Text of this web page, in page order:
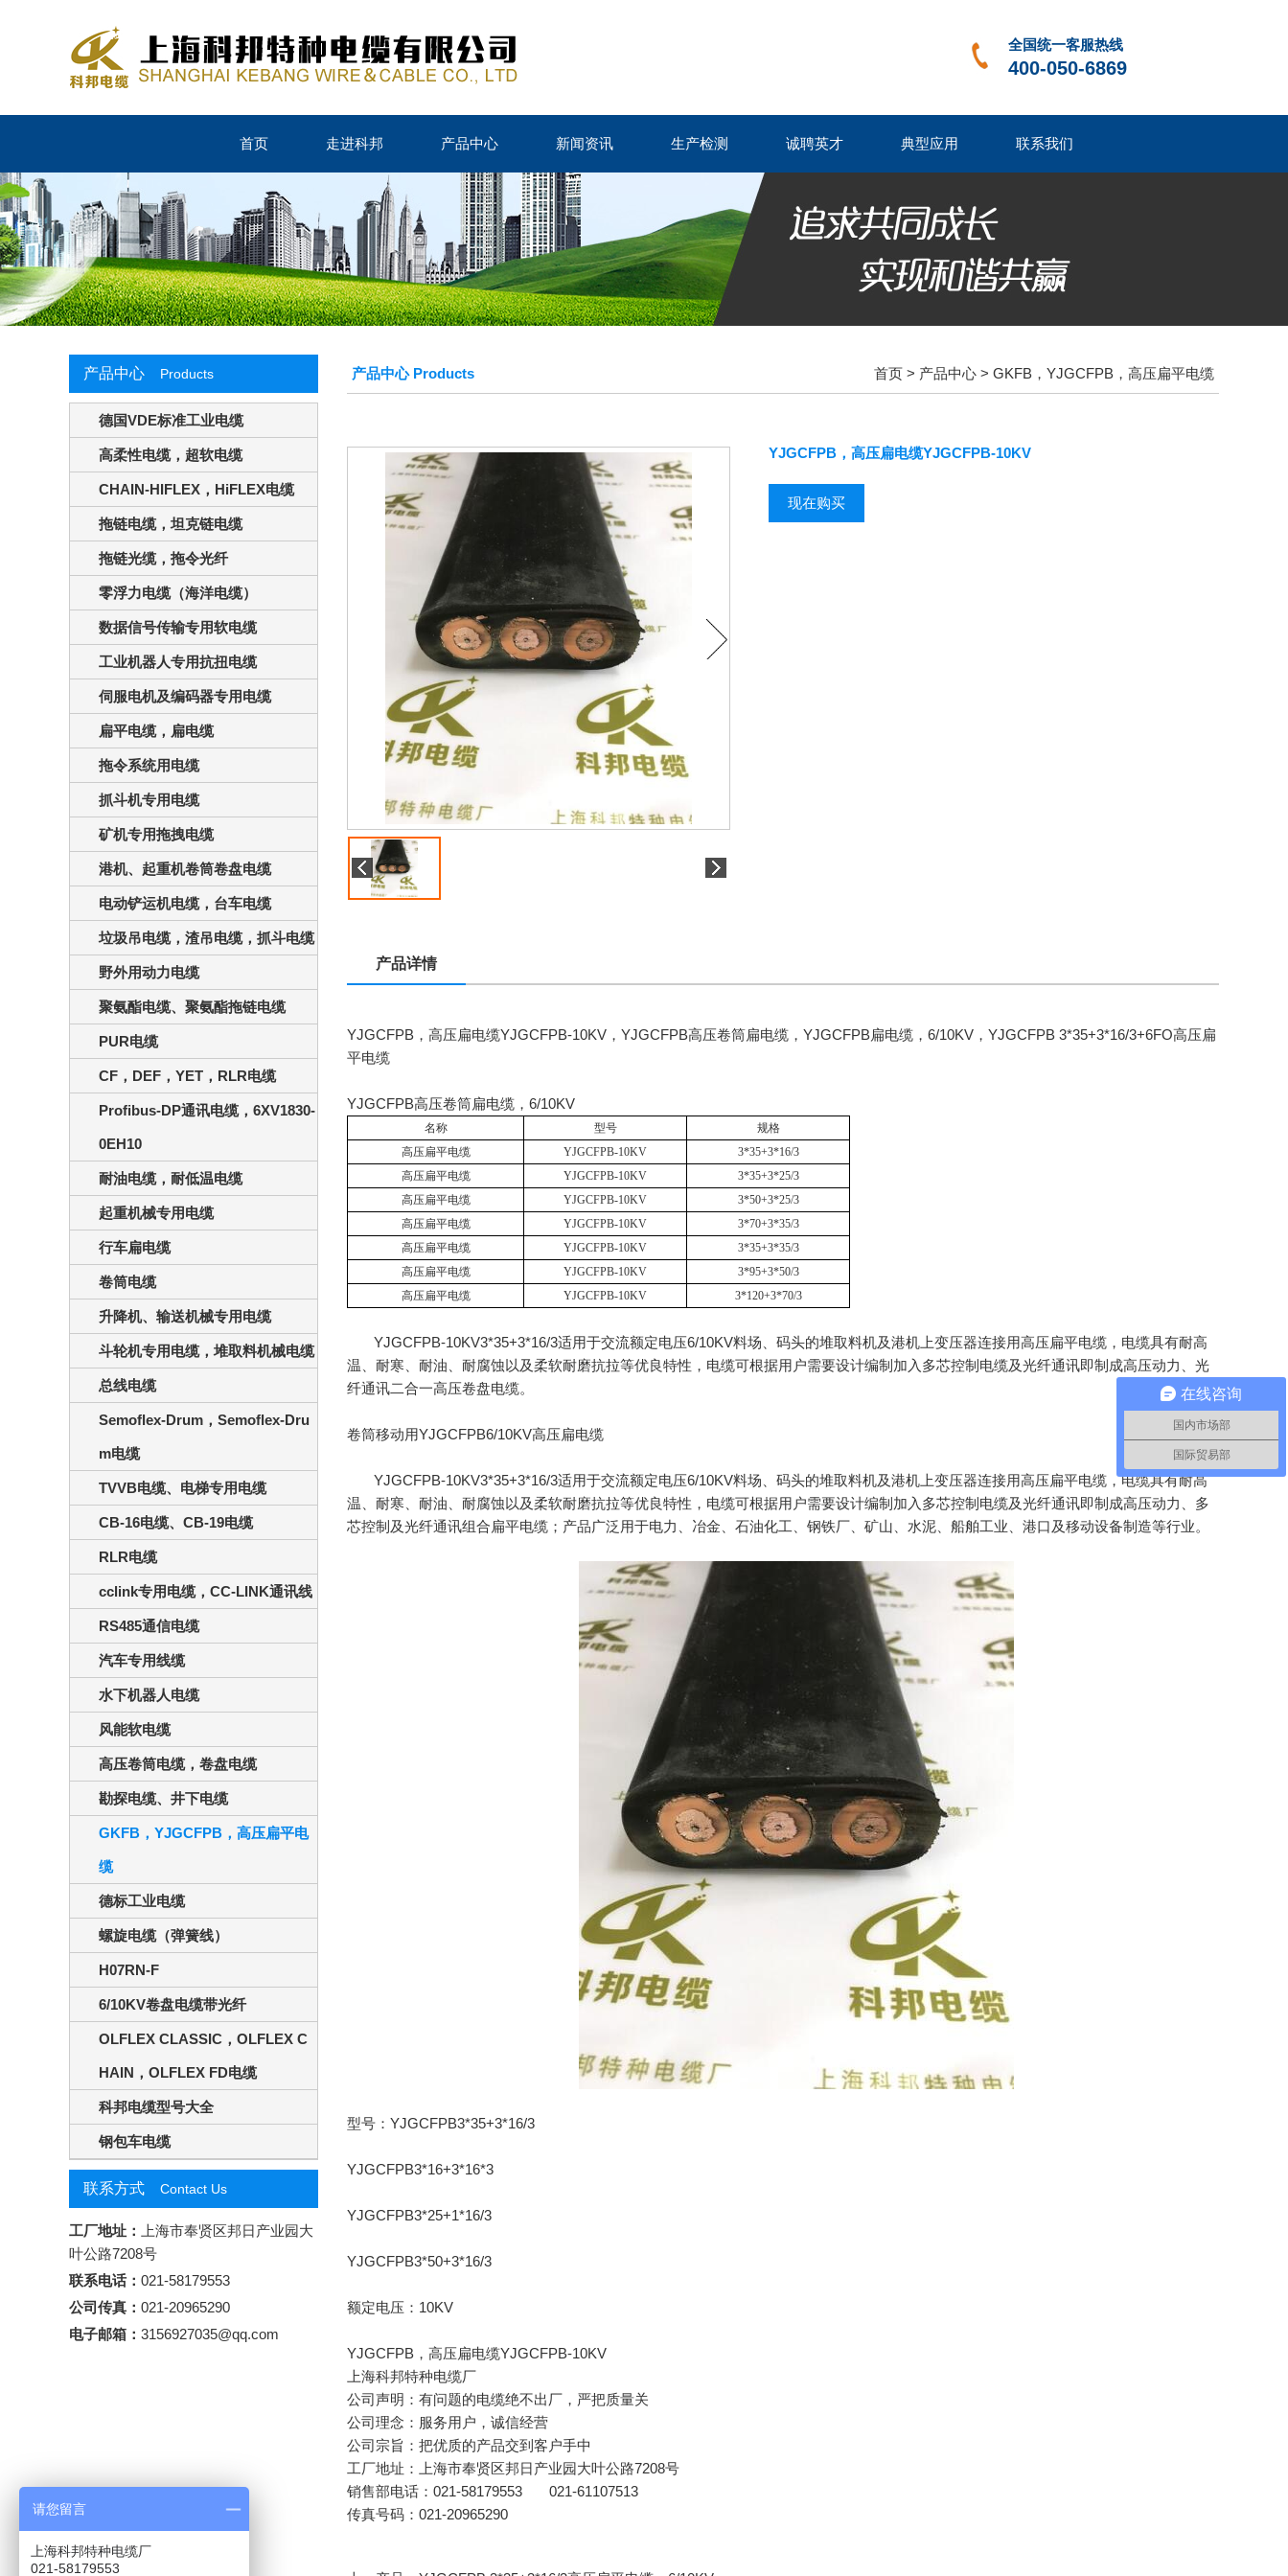
全国统一客服热线
400-050-6869
首页 走进科邦 产品中心 新闻资讯 生产检测 诚聘英才 典型应用 联系我们
产品中心 Products
德国VDE标准工业电缆
高柔性电缆，超软电缆
CHAIN-HIFLEX，HiFLEX电缆
拖链电缆，坦克链电缆
拖链光缆，拖令光纤
零浮力电缆（海洋电缆）
数据信号传输专用软电缆
工业机器人专用抗扭电缆
伺服电机及编码器专用电缆
扁平电缆，扁电缆
拖令系统用电缆
抓斗机专用电缆
矿机专用拖拽电缆
港机、起重机卷筒卷盘电缆
电动铲运机电缆，台车电缆
垃圾吊电缆，渣吊电缆，抓斗电缆
野外用动力电缆
聚氨酯电缆、聚氨酯拖链电缆
PUR电缆
CF，DEF，YET，RLR电缆
Profibus-DP通讯电缆，6XV1830-
0EH10
耐油电缆，耐低温电缆
起重机械专用电缆
行车扁电缆
卷筒电缆
升降机、输送机械专用电缆
斗轮机专用电缆，堆取料机械电缆
总线电缆
Semoflex-Drum，Semoflex-Dru
m电缆
TVVB电缆、电梯专用电缆
CB-16电缆、CB-19电缆
RLR电缆
cclink专用电缆，CC-LINK通讯线
RS485通信电缆
汽车专用线缆
水下机器人电缆
风能软电缆
高压卷筒电缆，卷盘电缆
勘探电缆、井下电缆
GKFB，YJGCFPB，高压扁平电
缆
德标工业电缆
螺旋电缆（弹簧线）
H07RN-F
6/10KV卷盘电缆带光纤
OLFLEX CLASSIC，OLFLEX C
HAIN，OLFLEX FD电缆
科邦电缆型号大全
钢包车电缆
联系方式 Contact Us
工厂地址：
上海市奉贤区邦日产业园大
叶公路7208号
联系电话： 021-58179553
公司传真： 021-20965290
电子邮箱： 3156927035@qq.com
首页 > 产品中心 > GKFB，YJGCFPB，高压扁平电缆
产品中心 Products
YJGCFPB，高压扁电缆YJGCFPB-10KV
现在购买
产品详情
YJGCFPB ，高压扁电缆YJGCFPB-10KV ， YJGCFPB高压卷筒扁电缆， YJGCFPB扁电缆， 6/10KV ， YJGCFPB 3*35+3*16/3+6FO高压扁
平电缆
YJGCFPB高压卷筒扁电缆， 6/10KV
名称 型号
规格
高压扁平电缆
YJGCFPB-10KV
3*35+3*16/3
高压扁平电缆
YJGCFPB-10KV
3*35+3*25/3
高压扁平电缆
YJGCFPB-10KV
3*50+3*25/3
高压扁平电缆
YJGCFPB-10KV
3*70+3*35/3
高压扁平电缆
YJGCFPB-10KV
3*35+3*35/3
高压扁平电缆
YJGCFPB-10KV
3*95+3*50/3
高压扁平电缆
YJGCFPB-10KV 3*120+3*70/3
YJGCFPB-10KV3*35+3*16/3适用于交流额定电压6/10KV料场、码头的堆取料机及港机上变压器连接用高压扁平电缆，电缆具有耐高
温、耐寒、耐油、耐腐蚀以及柔软耐磨抗拉等优良特性，电缆可根据用户需要设计编制加入多芯控制电缆及光纤通讯即制成高压动力、光
纤通讯二合一高压卷盘电缆。
卷筒移动用YJGCFPB6/10KV高压扁电缆
YJGCFPB-10KV3*35+3*16/3适用于交流额定电压6/10KV料场、码头的堆取料机及港机上变压器连接用高压扁平电缆，电缆具有耐高
温、耐寒、耐油、耐腐蚀以及柔软耐磨抗拉等优良特性，电缆可根据用户需要设计编制加入多芯控制电缆及光纤通讯即制成高压动力、多
芯控制及光纤通讯组合扁平电缆；产品广泛用于电力、冶金、石油化工、钢铁厂、矿山、水泥、船舶工业、港口及移动设备制造等行业。
型号： YJGCFPB3*35+3*16/3
YJGCFPB3*16+3*16*3
YJGCFPB3*25+1*16/3
YJGCFPB3*50+3*16/3
额定电压： 10KV
YJGCFPB ，高压扁电缆YJGCFPB-10KV
上海科邦特种电缆厂
公司声明：有问题的电缆绝不出厂，严把质量关
公司理念：服务用户，诚信经营
公司宗旨：把优质的产品交到客户手中
工厂地址：上海市奉贤区邦日产业园大叶公路7208号
销售部电话：021-58179553 021-61107513
传真号码：021-20965290
在线咨询
国内市场部
国际贸易部
请您留言
上海科邦特种电缆厂
021-58179553